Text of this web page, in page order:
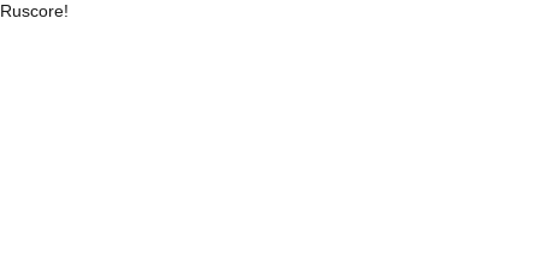
Ruscore!